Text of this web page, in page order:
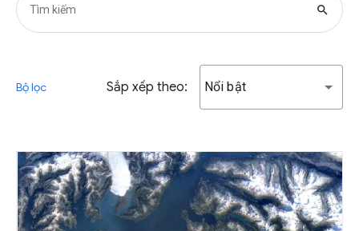
search
Bộ lọc Sắp xếp theo: Nổi bật